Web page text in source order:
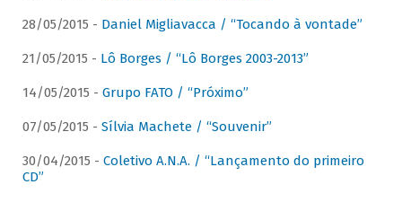
28/05/2015 - Daniel Migliavacca / “Tocando à vontade”
21/05/2015 - Lô Borges / “Lô Borges 2003-2013”
14/05/2015 - Grupo FATO / “Próximo”
07/05/2015 - Sílvia Machete / “Souvenir”
30/04/2015 - Coletivo A.N.A. / “Lançamento do primeiro
CD”